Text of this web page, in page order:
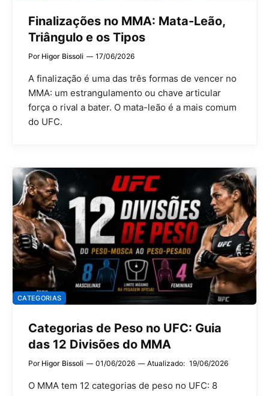
Finalizações no MMA: Mata-Leão,
Triângulo e os Tipos
Por Higor Bissoli 17/06/2026
A finalização é uma das três formas de vencer no
MMA: um estrangulamento ou chave articular
força o rival a bater. O mata-leão é a mais comum
do UFC.
CATEGORIAS
Categorias de Peso no UFC: Guia
das 12 Divisões do MMA
Por Higor Bissoli 01/06/2026 Atualizado: 19/06/2026
O MMA tem 12 categorias de peso no UFC: 8